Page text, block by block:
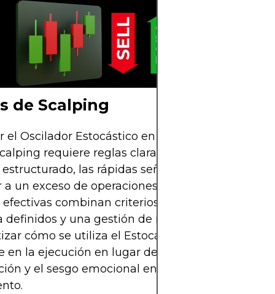
de Scalping
el Oscilador Estocástico en una herramienta
requiere reglas claras y disciplinadas. Sin
las rápidas señales del indicador
un exceso de operaciones y frustración. Las
combinan criterios de entrada
definidos y una gestión de riesgos robusta. Al
cómo se utiliza el Estocástico, los traders
en la ejecución en lugar de la improvisación,
y el sesgo emocional en los mercados de